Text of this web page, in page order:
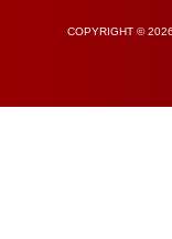
COPYRIGHT ©